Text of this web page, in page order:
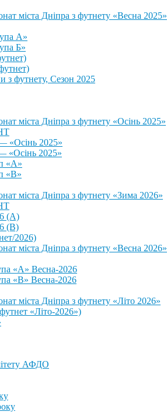
міста Дніпра з футнету «Весна 2025»
А»
Б»
з футнету, Сезон 2025
міста Дніпра з футнету «Осінь 2025»
«Осінь 2025»
«Осінь 2025»
«А»
«В»
міста Дніпра з футнету «Зима 2026»
(А)
(В)
2026)
міста Дніпра з футнету «Весна 2026»
«А» Весна-2026
«В» Весна-2026
міста Дніпра з футнету «Літо 2026»
«Літо-2026»)
АФДО